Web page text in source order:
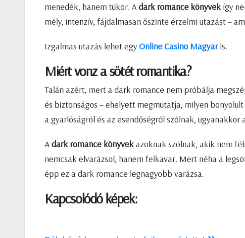
menedék, hanem tükör. Adark romance könyvek így
mély, intenzív, fájdalmasan őszinte érzelmi utazást –
Izgalmas utazás lehet egyOnline Casino Magyaris.
Miért vonz a sötét romantika?
Talán azért, mert a dark romance nem próbálja
és biztonságos – ehelyett megmutatja, milyen
a gyarlóságról és az esendőségről szólnak,
Adark romance könyvekazoknak szólnak, akik nem
nemcsak elvarázsol, hanem felkavar. Mert néha a
épp ez a dark romance legnagyobb varázsa.
Kapcsolódó képek: